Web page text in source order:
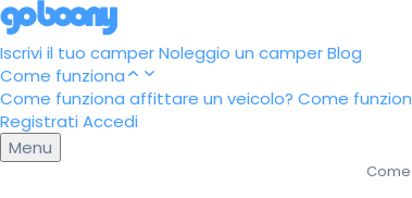
Iscrivi il tuo camperNoleggio un camperBlog
Come funziona
Come funziona affittare un veicolo? Come
Registrati Accedi
Menu